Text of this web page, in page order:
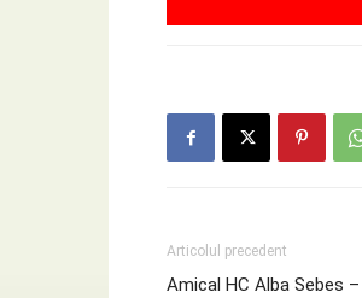
Articolul precedent
Amical HC Alba Sebes